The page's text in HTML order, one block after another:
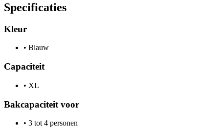
Specificaties
Kleur
• Blauw
Capaciteit
• XL
Bakcapaciteit voor
• 3 tot 4 personen